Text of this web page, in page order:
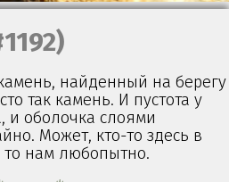
найденный на берегу
так камень. И пустота у
и оболочка слоями
Может, кто-то здесь в
то нам любопытно.